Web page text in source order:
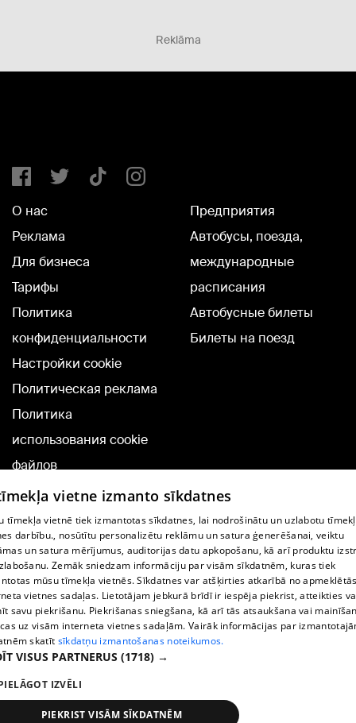
Reklāma
О нас
Реклама
Для бизнеса
Тарифы
Политика
конфиденциальности
Настройки cookie
Политическая реклама
Политика
использования cookie
файлов
Добавление
комментариев
Предприятия
Автобусы, поезда,
международные
расписания
Автобусные билеты
Билеты на поезд
TВ-программа
Условия договора
360 Ziņu kontakti
Helio Media
Служба помощи портала: э-почта -
All rights reserved.
vietne izmanto sīkdatnes
tīmekļa vietnē tiek izmantotas sīkdatnes, lai nodrošinātu un uzlabotu
darbību., nosūtītu personalizētu reklāmu un satura ģenerēšanai, veiktu
un satura mērījumus, auditorijas datu apkopošanu, kā arī produktu
Zemāk sniedzam informāciju par visām sīkdatnēm, kuras tiek
mūsu tīmekļa vietnēs. Sīkdatnes var atšķirties atkarībā no
vietnes sadaļas. Lietotājam jebkurā brīdī ir iespēja piekrist, atteikties
savu piekrišanu. Piekrišanas sniegšana, kā arī tās atsaukšana vai
uz visām interneta vietnes sadaļām. Vairāk informācijas par
skatīt sīkdatņu izmantošanas noteikumos.
VISUS PARTNERUS (1718) →
IZVĒLI
PIEKRIST VISĀM SĪKDATNĒM